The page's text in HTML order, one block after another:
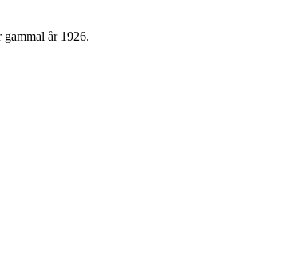
år 1926.